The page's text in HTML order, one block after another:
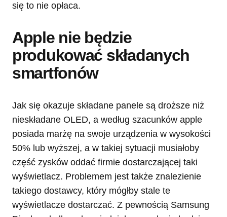
się to nie opłaca.
Apple nie będzie
produkować składanych
smartfonów
Jak się okazuje składane panele są droższe niż
nieskładane OLED, a według szacunków apple
posiada marżę na swoje urządzenia w wysokości
50% lub wyższej, a w takiej sytuacji musiałoby
część zysków oddać firmie dostarczającej taki
wyświetlacz. Problemem jest także znalezienie
takiego dostawcy, który mógłby stale te
wyświetlacze dostarczać. Z pewnością Samsung